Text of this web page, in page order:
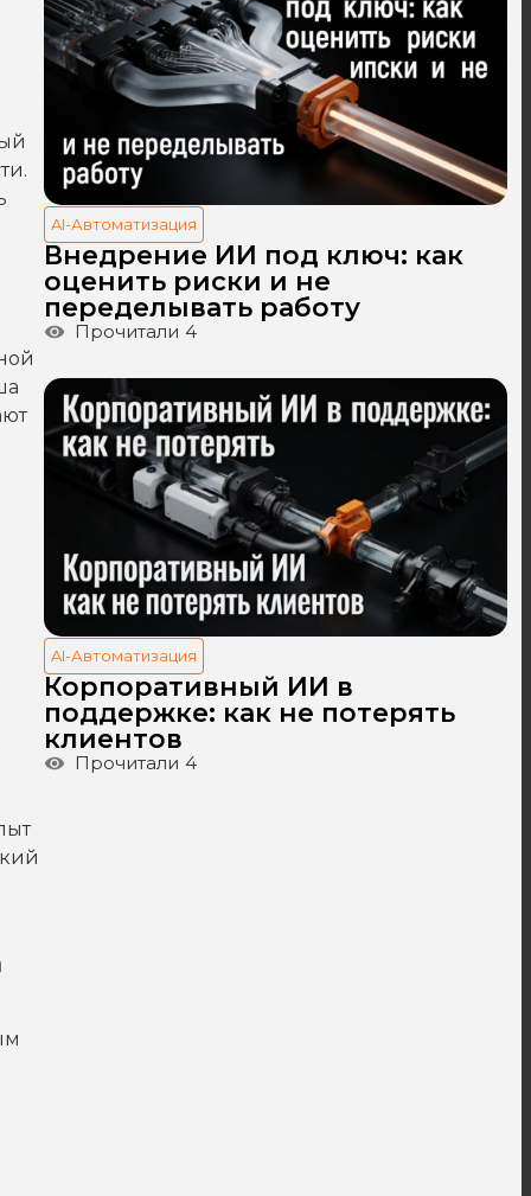
AI-Автоматизация
Внедрение ИИ под ключ: как
оценить риски и не
переделывать работу
Прочитали 4
AI-Автоматизация
Корпоративный ИИ в
поддержке: как не потерять
клиентов
Прочитали 4